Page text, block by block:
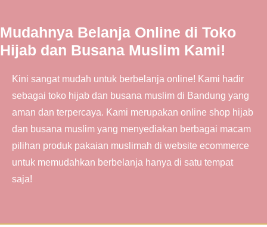
Mudahnya Belanja Online di Toko
Hijab dan Busana Muslim Kami!
Kini sangat mudah untuk berbelanja online! Kami hadir
sebagai toko hijab dan busana muslim di Bandung yang
aman dan terpercaya. Kami merupakan online shop hijab
dan busana muslim yang menyediakan berbagai macam
pilihan produk pakaian muslimah di website ecommerce
untuk memudahkan berbelanja hanya di satu tempat
saja!